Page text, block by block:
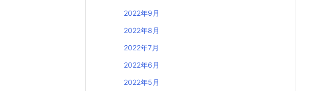
2022年9月
2022年8月
2022年7月
2022年6月
2022年5月